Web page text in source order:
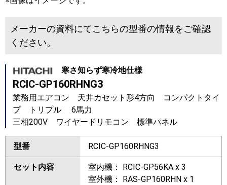
メーカーの資料にてこちらの型番の情報をご確認
ください。
寒さ知らず寒冷地仕様
RCIC-GP160RHNG3
業務用エアコン 天井カセット形4方向 コンパクトタイ
プ トリプル 6馬力
三相200V ワイヤードリモコン 標準パネル
型番 RCIC-GP160RHNG3
セット内容
室内機： RCIC-GP56KA x 3
室外機： RAS-GP160RHN x 1